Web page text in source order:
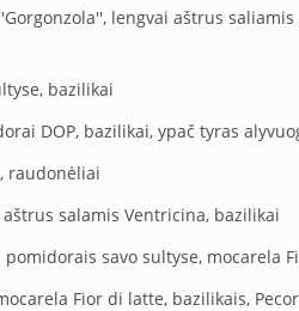
lengvai aštrus
bazilikai
DOP, bazilikai, ypač tyras
raudonėliai
salamis Ventricina, bazilikai
savo sultyse, mocarela
Fior di latte, bazilikais,